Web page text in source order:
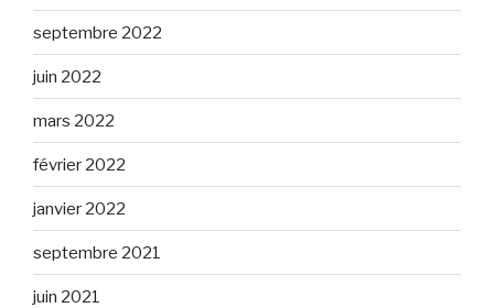
septembre 2022
juin 2022
mars 2022
février 2022
janvier 2022
septembre 2021
juin 2021